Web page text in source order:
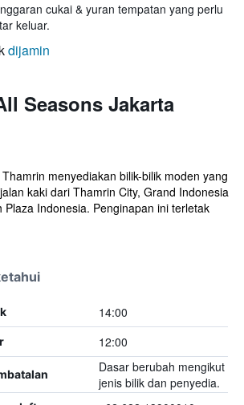
cukai & yuran tempatan yang perlu
keluar.
dijamin
Seasons Jakarta
menyediakan bilik-bilik moden yang
kaki dari Thamrin City, Grand Indonesia
Plaza Indonesia. Penginapan ini terletak
14:00
12:00
Dasar berubah mengikut
jenis bilik dan penyedia.